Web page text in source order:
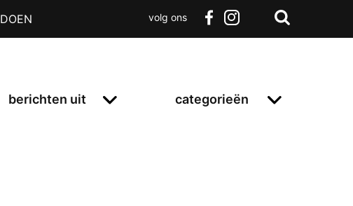
DOEN
volg ons
berichten uit categorieën
Zoeken
Terug